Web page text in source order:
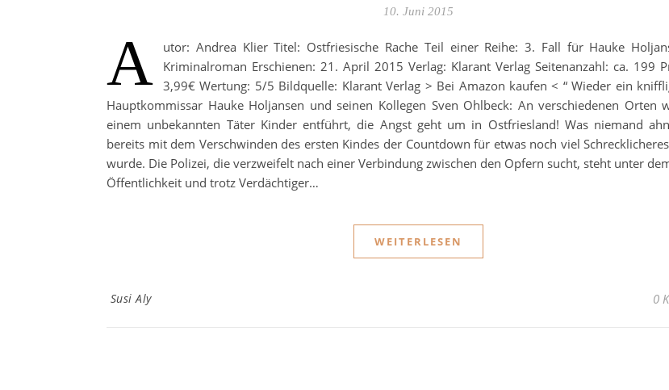
10. Juni 2015
A
utor: Andrea Klier Titel: Ostfriesische Rache Teil einer Reihe: 3. Fall für Hauke
Kriminalroman Erschienen: 21. April 2015 Verlag: Klarant Verlag Seitenanzahl: ca. 199
3,99€ Wertung: 5/5 Bildquelle: Klarant Verlag > Bei Amazon kaufen < “ Wieder ein
Hauptkommissar Hauke Holjansen und seinen Kollegen Sven Ohlbeck: An verschiedenen Orten
einem unbekannten Täter Kinder entführt, die Angst geht um in Ostfriesland! Was niemand
bereits mit dem Verschwinden des ersten Kindes der Countdown für etwas noch viel
wurde. Die Polizei, die verzweifelt nach einer Verbindung zwischen den Opfern sucht, steht unter
Öffentlichkeit und trotz Verdächtiger…
WEITERLESEN
Susi Aly 0